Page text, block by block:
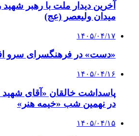
آخرین دیدار ملت با رهبر شهید
میدان ولیعصر (عج)
۱۴۰۵/۰۴/۱۷
«دست» در فرهنگسرای سرو
۱۴۰۵/۰۴/۱۶
پاسداشت خالقان «آقای شهید
در نهمین شب «خیمه هنر»
۱۴۰۵/۰۴/۱۵